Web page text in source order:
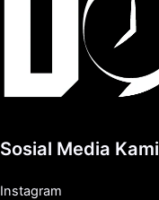
Sosial Media Kami
Instagram